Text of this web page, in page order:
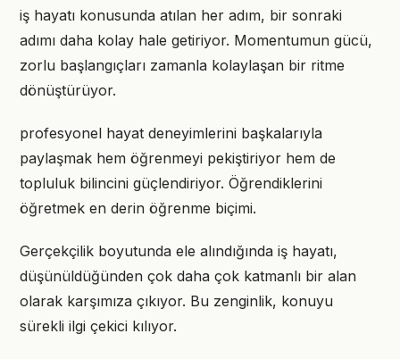
iş hayatı konusunda atılan her adım, bir sonraki
adımı daha kolay hale getiriyor. Momentumun gücü,
zorlu başlangıçları zamanla kolaylaşan bir ritme
dönüştürüyor.
profesyonel hayat deneyimlerini başkalarıyla
paylaşmak hem öğrenmeyi pekiştiriyor hem de
topluluk bilincini güçlendiriyor. Öğrendiklerini
öğretmek en derin öğrenme biçimi.
Gerçekçilik boyutunda ele alındığında iş hayatı,
düşünüldüğünden çok daha çok katmanlı bir alan
olarak karşımıza çıkıyor. Bu zenginlik, konuyu
sürekli ilgi çekici kılıyor.